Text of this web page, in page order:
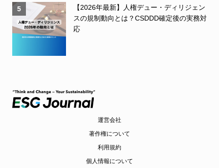
5
【2026年最新】人権デュー・ディリジェン
スの規制動向とは？CSDDD確定後の実務対
応
運営会社
著作権について
利用規約
個人情報について